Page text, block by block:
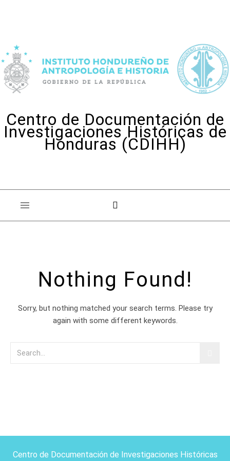
Centro de Documentación de
Investigaciones Históricas de
Honduras (CDIHH)
Nothing Found!
Sorry, but nothing matched your search terms. Please try
again with some different keywords.
Centro de Documentación de Investigaciones Históricas